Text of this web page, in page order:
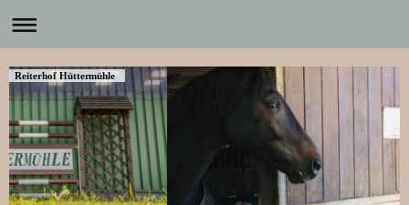
Reiterhof Hüttermühle